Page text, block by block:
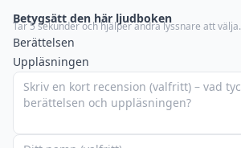
Betygsätt den här ljudboken
Tar 5 sekunder och hjälper andra lyssnare att välja.
Berättelsen
Uppläsningen